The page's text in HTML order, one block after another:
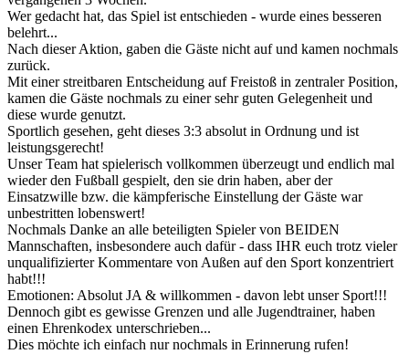
Wer gedacht hat, das Spiel ist entschieden - wurde eines besseren
belehrt...
Nach dieser Aktion, gaben die Gäste nicht auf und kamen nochmals
zurück.
Mit einer streitbaren Entscheidung auf Freistoß in zentraler Position,
kamen die Gäste nochmals zu einer sehr guten Gelegenheit und
diese wurde genutzt.
Sportlich gesehen, geht dieses 3:3 absolut in Ordnung und ist
leistungsgerecht!
Unser Team hat spielerisch vollkommen überzeugt und endlich mal
wieder den Fußball gespielt, den sie drin haben, aber der
Einsatzwille bzw. die kämpferische Einstellung der Gäste war
unbestritten lobenswert!
Nochmals Danke an alle beteiligten Spieler von BEIDEN
Mannschaften, insbesondere auch dafür - dass IHR euch trotz vieler
unqualifizierter Kommentare von Außen auf den Sport konzentriert
habt!!!
Emotionen: Absolut JA & willkommen - davon lebt unser Sport!!!
Dennoch gibt es gewisse Grenzen und alle Jugendtrainer, haben
einen Ehrenkodex unterschrieben...
Dies möchte ich einfach nur nochmals in Erinnerung rufen!